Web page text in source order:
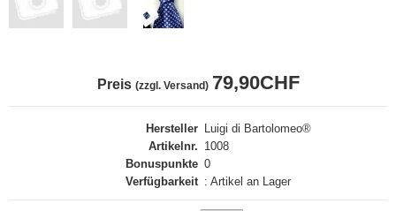
Preis (zzgl. Versand) 79,90CHF
Hersteller Luigi di Bartolomeo®
Artikelnr. 1008
Bonuspunkte 0
Verfügbarkeit : Artikel an Lager